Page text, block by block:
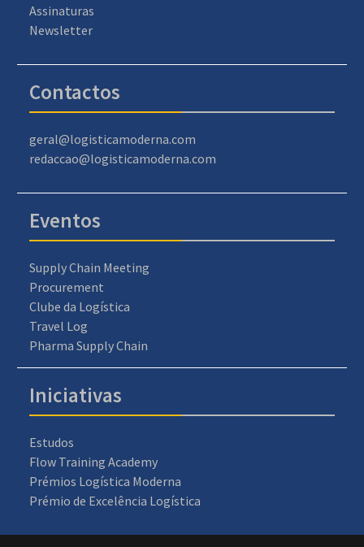
Assinaturas
Newsletter
Contactos
geral@logisticamoderna.com
redaccao@logisticamoderna.com
Eventos
Supply Chain Meeting
Procurement
Clube da Logística
Travel Log
Pharma Supply Chain
Iniciativas
Estudos
Flow Training Academy
Prémios Logística Moderna
Prémio de Excelência Logística